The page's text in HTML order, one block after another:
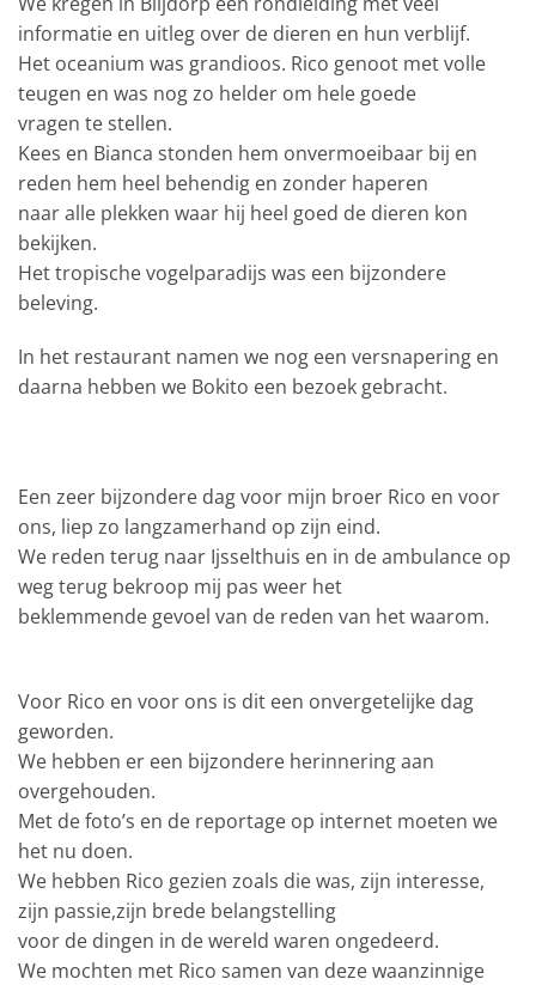
informatie en uitleg over de dieren en hun verblijf.
Het oceanium was grandioos. Rico genoot met volle
teugen en was nog zo helder om hele goede
vragen te stellen.
Kees en Bianca stonden hem onvermoeibaar bij en
reden hem heel behendig en zonder haperen
naar alle plekken waar hij heel goed de dieren kon
bekijken.
Het tropische vogelparadijs was een bijzondere
beleving.
In het restaurant namen we nog een versnapering en
daarna hebben we Bokito een bezoek gebracht.
Een zeer bijzondere dag voor mijn broer Rico en voor
ons, liep zo langzamerhand op zijn eind.
We reden terug naar Ijsselthuis en in de ambulance op
weg terug bekroop mij pas weer het
beklemmende gevoel van de reden van het waarom.
Voor Rico en voor ons is dit een onvergetelijke dag
geworden.
We hebben er een bijzondere herinnering aan
overgehouden.
Met de foto’s en de reportage op internet moeten we
het nu doen.
We hebben Rico gezien zoals die was, zijn interesse,
zijn passie,zijn brede belangstelling
voor de dingen in de wereld waren ongedeerd.
We mochten met Rico samen van deze waanzinnige